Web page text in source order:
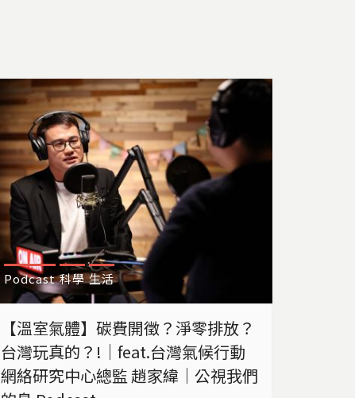
Podcast 科學 生活
【溫室氣體】碳費開徵？淨零排放？
台灣玩真的？!｜feat.台灣氣候行動
網絡研究中心總監 趙家緯｜公視我們